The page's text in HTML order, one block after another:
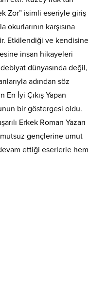
Zor” isimli eseriyle giriş
karşısına
Etkilendiği ve kendisine
insan hikayeleri
dünyasında değil,
adından söz
İyi Çıkış Yapan
bir göstergesi oldu.
Erkek Roman Yazarı
gençlerine umut
ettiği eserlerle hem